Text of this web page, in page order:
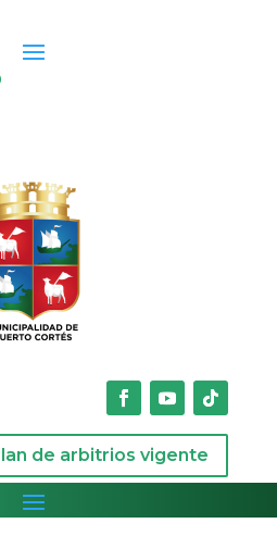
de arbitrios vigente